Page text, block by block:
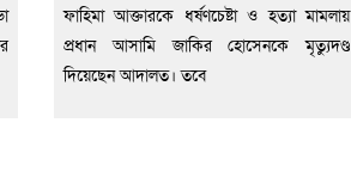
ফাহিমা আক্তারকে ধর্ষণচেষ্টা ও হত্যা মামলায়
প্রধান আসামি জাকির হোসেনকে মৃত্যুদণ্ড
দিয়েছেন আদালত। তবে